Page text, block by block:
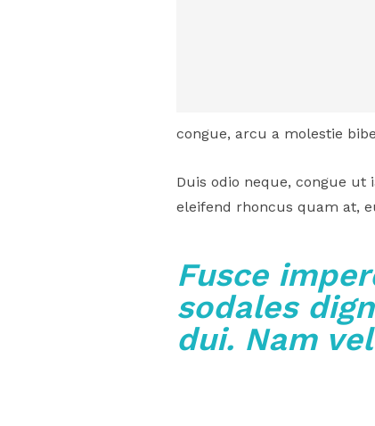
congue, arcu a molestie
Duis odio neque, congue ut
eleifend rhoncus quam at,
Fusce
sodales
dui. Nam